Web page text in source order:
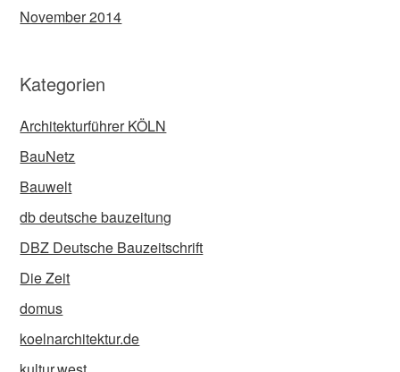
November 2014
Kategorien
Architekturführer KÖLN
BauNetz
Bauwelt
db deutsche bauzeitung
DBZ Deutsche Bauzeitschrift
Die Zeit
domus
koelnarchitektur.de